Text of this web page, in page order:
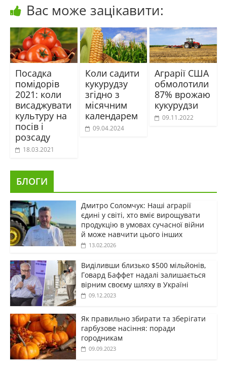
Вас може зацікавити:
Посадка
помідорів
2021: коли
висаджувати
культуру на
посів і
розсаду
18.03.2021
Коли садити
кукурудзу
згідно з
місячним
календарем
09.04.2024
Аграрії США
обмолотили
87% врожаю
кукурудзи
09.11.2022
БЛОГИ
Дмитро Соломчук: Наші аграрії
єдині у світі, хто вміє вирощувати
продукцію в умовах сучасної війни
й може навчити цього інших
13.02.2026
Виділивши близько $500 мільйонів,
Говард Баффет надалі залишається
вірним своєму шляху в Україні
09.12.2023
Як правильно збирати та зберігати
гарбузове насіння: поради
городникам
09.09.2023